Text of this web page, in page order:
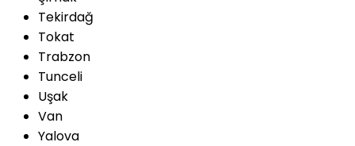
Tekirdağ
Tokat
Trabzon
Tunceli
Uşak
Van
Yalova